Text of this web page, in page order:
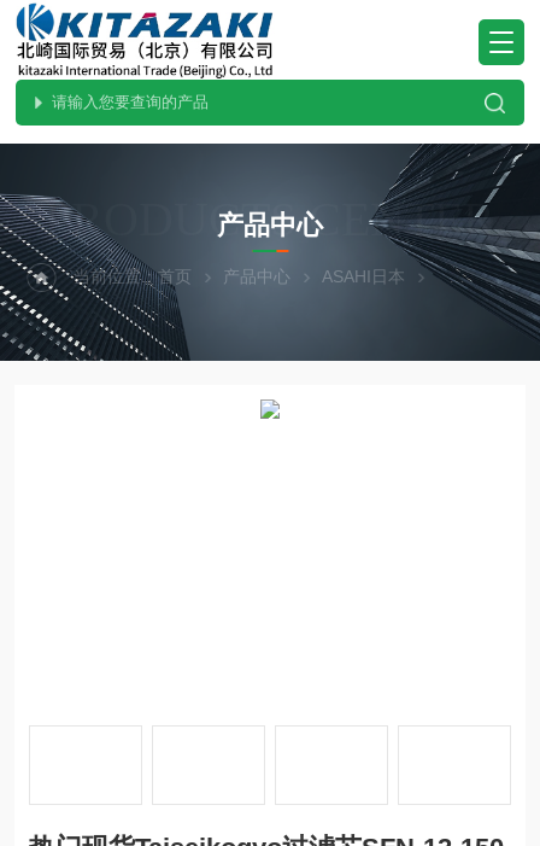
PRODUCTS CENTER
产品中心
当前位置：首页 产品中心 ASAHI日本 热门现货-北